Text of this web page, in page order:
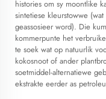
histories om sy moontlike
sintetiese kleurstowwe
geassosieer word). Die
kommerpunte het
te soek wat op natuurlik
kokosnoot of ander
soetmiddel-alternatiewe
ekstrakte eerder as